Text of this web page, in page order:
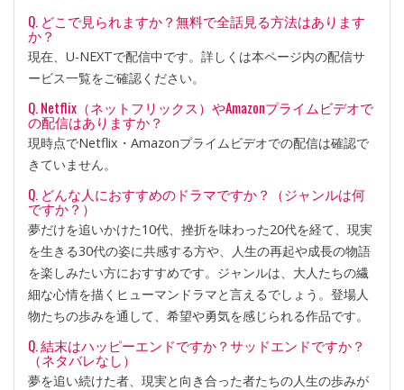
Q. どこで見られますか？無料で全話見る方法はあります
か？
現在、U-NEXTで配信中です。詳しくは本ページ内の配信サ
ービス一覧をご確認ください。
Q. Netflix（ネットフリックス）やAmazonプライムビデオで
の配信はありますか？
現時点でNetflix・Amazonプライムビデオでの配信は確認で
きていません。
Q. どんな人におすすめのドラマですか？（ジャンルは何
ですか？）
夢だけを追いかけた10代、挫折を味わった20代を経て、現実
を生きる30代の姿に共感する方や、人生の再起や成長の物語
を楽しみたい方におすすめです。ジャンルは、大人たちの繊
細な心情を描くヒューマンドラマと言えるでしょう。登場人
物たちの歩みを通して、希望や勇気を感じられる作品です。
Q. 結末はハッピーエンドですか？サッドエンドですか？
（ネタバレなし）
夢を追い続けた者、現実と向き合った者たちの人生の歩みが